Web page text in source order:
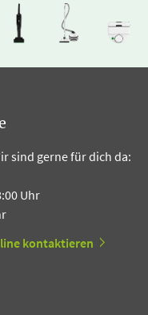
sind gerne für dich da:
Uhr
kontaktieren